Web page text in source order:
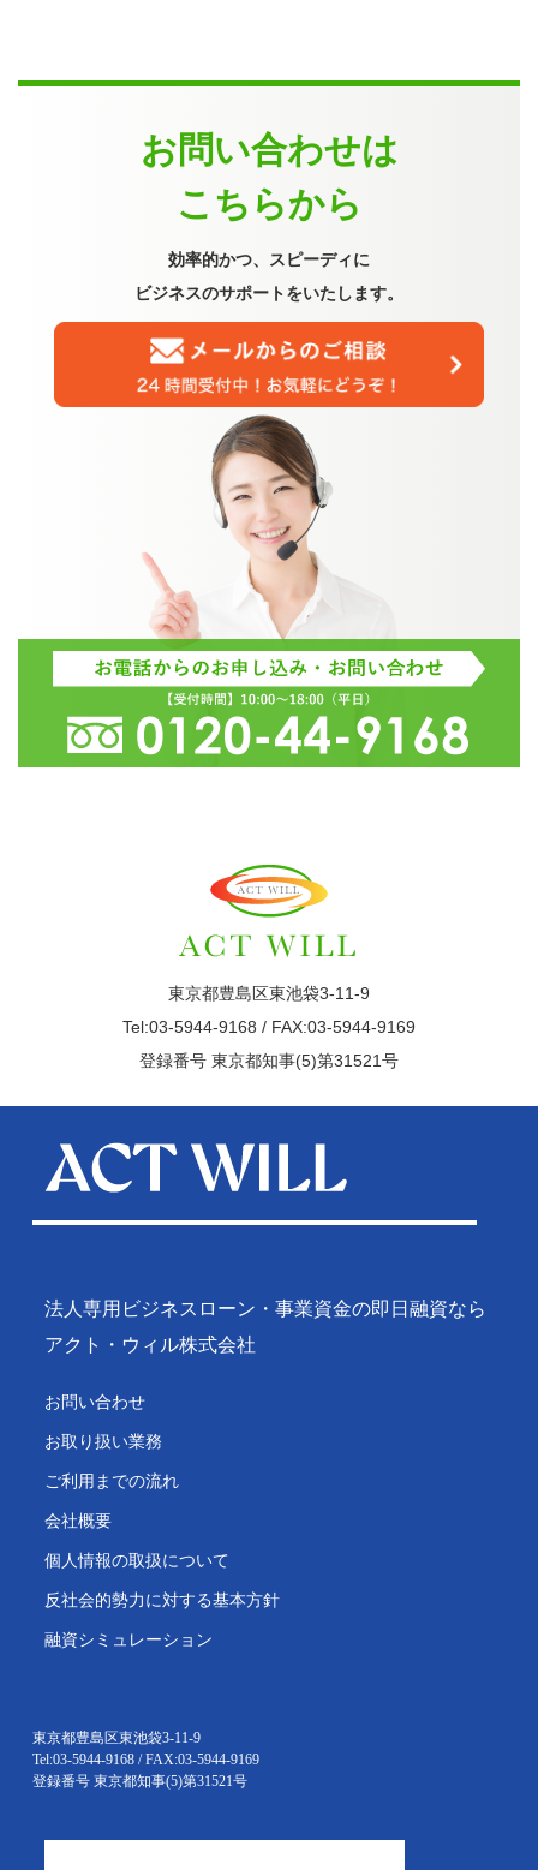
お問い合わせは
こちらから
効率的かつ、スピーディに
ビジネスのサポートをいたします。
東京都豊島区東池袋3-11-9
Tel:03-5944-9168 / FAX:03-5944-9169
登録番号 東京都知事(5)第31521号
法人専用ビジネスローン・事業資金の即日融資なら
アクト・ウィル株式会社
お問い合わせ
お取り扱い業務
ご利用までの流れ
会社概要
個人情報の取扱について
反社会的勢力に対する基本方針
融資シミュレーション
東京都豊島区東池袋3-11-9
Tel:03-5944-9168 / FAX:03-5944-9169
登録番号 東京都知事(5)第31521号